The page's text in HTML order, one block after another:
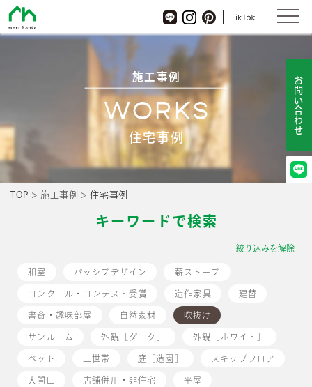
LINE Instagram
pinterest tiktok
施工事例
WORKS
住宅事例
TOP > 施工事例 >住宅事例
キーワードで検索
絞り込みを解除
和室 パッシブデザイン 薪ストーブ
コンクール・コンテスト受賞 造作家具 建替
書斎・趣味部屋 自然素材 吹抜け
サンルーム 外観［ダーク］ 外観［ホワイト］
ペット 二世帯 庭［造園］ スキップフロア
大開口 店舗併用・非住宅 平屋
お問い合わせ